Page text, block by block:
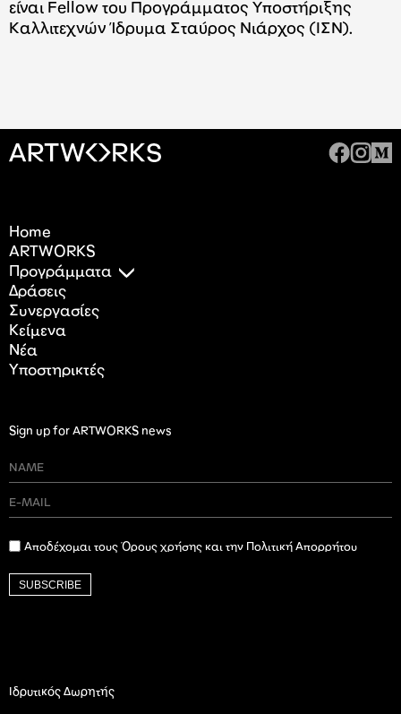
είναι Fellow του Προγράμματος Υποστήριξης
Καλλιτεχνών Ίδρυμα Σταύρος Νιάρχος (IΣΝ).
Home
ARTWORKS
Προγράμματα
Δράσεις
Συνεργασίες
Κείμενα
Nέα
Υποστηρικτές
Sign up for ARTWORKS news
Αποδέχομαι τους Όρους χρήσης και την Πολιτική Απορρήτου
SUBSCRIBE
Ιδρυτικός Δωρητής